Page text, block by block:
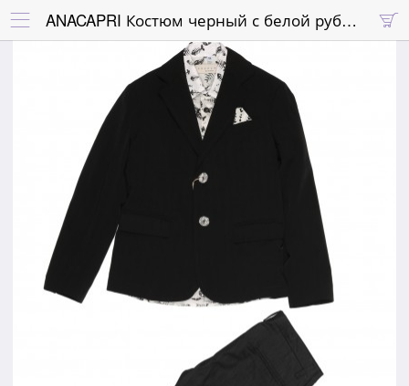
 
ANACAPRI Костюм черный с белой рубашкой принт "рыбий скелет"